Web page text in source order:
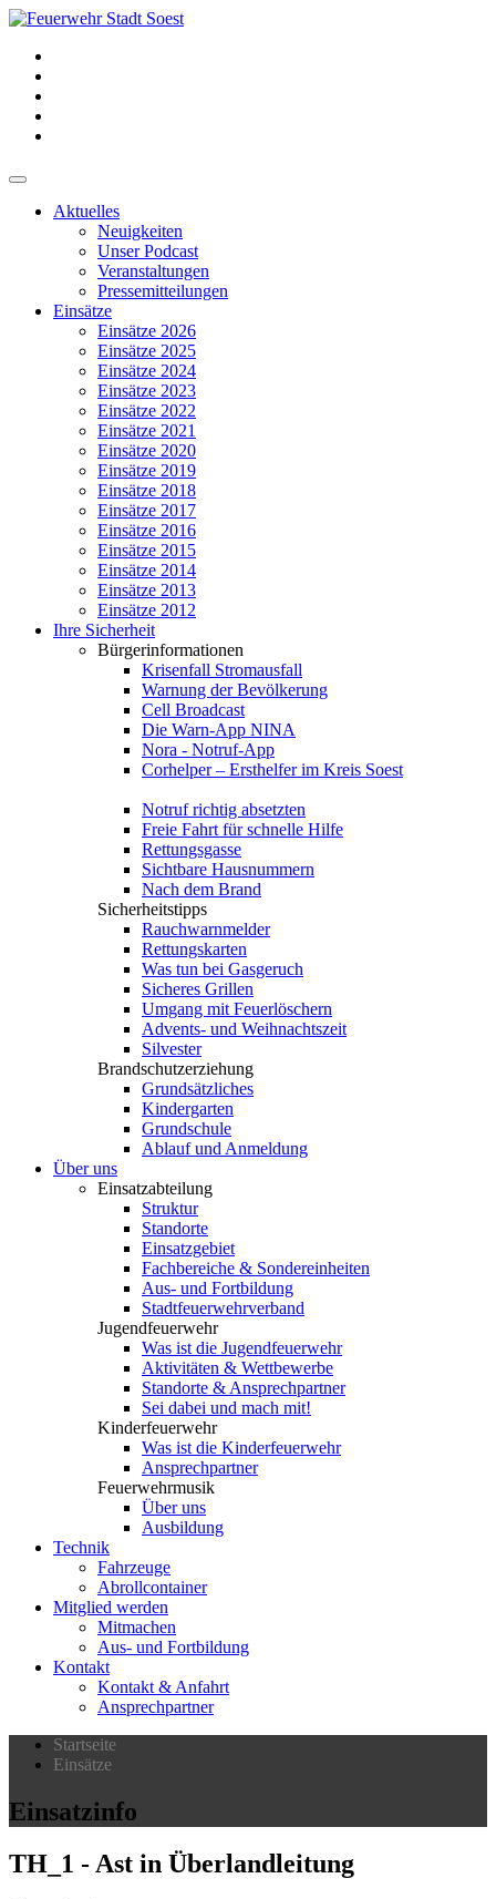
Aktuelles
Neuigkeiten
Unser Podcast
Veranstaltungen
Pressemitteilungen
Einsätze
Einsätze 2026
Einsätze 2025
Einsätze 2024
Einsätze 2023
Einsätze 2022
Einsätze 2021
Einsätze 2020
Einsätze 2019
Einsätze 2018
Einsätze 2017
Einsätze 2016
Einsätze 2015
Einsätze 2014
Einsätze 2013
Einsätze 2012
Ihre Sicherheit
Bürgerinformationen
Krisenfall Stromausfall
Warnung der Bevölkerung
Cell Broadcast
Die Warn-App NINA
Nora - Notruf-App
Corhelper – Ersthelfer im Kreis Soest
Notruf richtig absetzten
Freie Fahrt für schnelle Hilfe
Rettungsgasse
Sichtbare Hausnummern
Nach dem Brand
Sicherheitstipps
Rauchwarnmelder
Rettungskarten
Was tun bei Gasgeruch
Sicheres Grillen
Umgang mit Feuerlöschern
Advents- und Weihnachtszeit
Silvester
Brandschutzerziehung
Grundsätzliches
Kindergarten
Grundschule
Ablauf und Anmeldung
Über uns
Einsatzabteilung
Struktur
Standorte
Einsatzgebiet
Fachbereiche & Sondereinheiten
Aus- und Fortbildung
Stadtfeuerwehrverband
Jugendfeuerwehr
Was ist die Jugendfeuerwehr
Aktivitäten & Wettbewerbe
Standorte & Ansprechpartner
Sei dabei und mach mit!
Kinderfeuerwehr
Was ist die Kinderfeuerwehr
Ansprechpartner
Feuerwehrmusik
Über uns
Ausbildung
Technik
Fahrzeuge
Abrollcontainer
Mitglied werden
Mitmachen
Aus- und Fortbildung
Kontakt
Kontakt & Anfahrt
Ansprechpartner
Startseite
Einsätze
Einsatzinfo
TH_1 - Ast in Überlandleitung